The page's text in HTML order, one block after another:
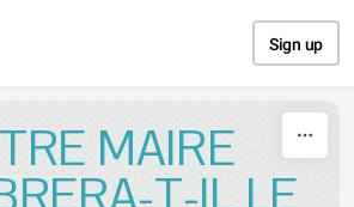
Sign up
MAIRE